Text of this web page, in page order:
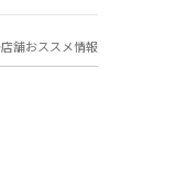
店舗おススメ情報